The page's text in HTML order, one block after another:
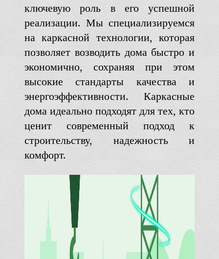
ключевую роль в его успешной
реализации. Мы специализируемся
на каркасной технологии, которая
позволяет возводить дома быстро и
экономично, сохраняя при этом
высокие стандарты качества и
энергоэффективности. Каркасные
дома идеально подходят для тех, кто
ценит современный подход к
строительству, надежность и
комфорт.